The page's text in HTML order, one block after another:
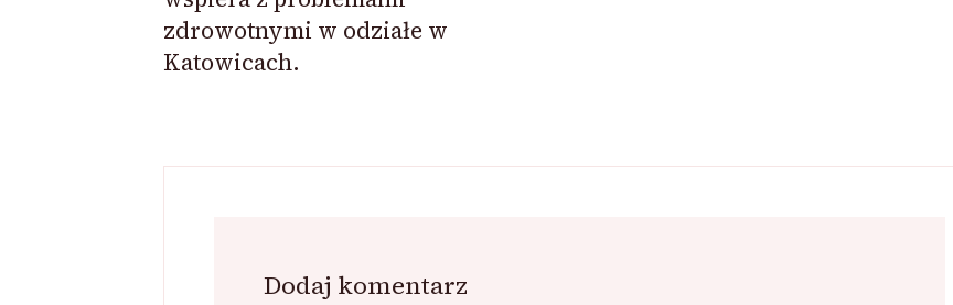
zdrowotnymi w odziałe w
Katowicach.
Dodaj komentarz